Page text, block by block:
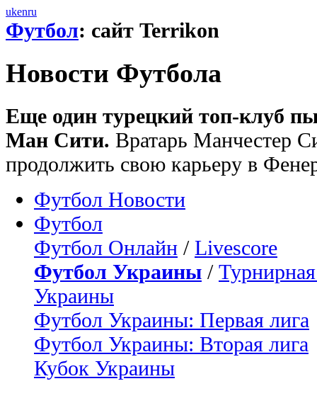
ukenru
Футбол: сайт Terrikon
Новости Футбола
Еще один турецкий топ-клуб
Ман Сити. Вратарь Манчестер
продолжить свою карьеру в
Футбол Новости
Футбол
Футбол Онлайн / Livescore
Футбол Украины /
Украины
Футбол Украины: Первая лига
Футбол Украины: Вторая лига
Кубок Украины